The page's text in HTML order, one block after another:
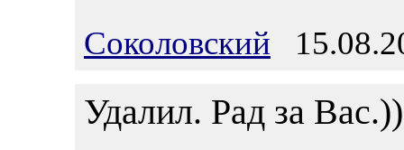
Соколовский
Удалил. Рад за Вас.))